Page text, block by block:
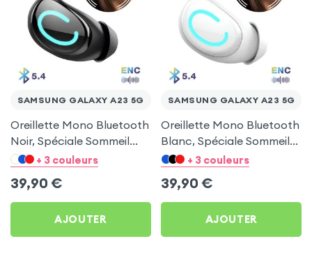
SAMSUNG GALAXY A23 5G
Oreillette Mono Bluetooth
Noir, Spéciale Sommeil
pour Samsung Galaxy A23
+ 3 couleurs
39,90 €
AJOUTER
SAMSUNG GALAXY A23 5G
Oreillette Mono Bluetooth
Blanc, Spéciale Sommeil
pour Samsung Galaxy A23
+ 3 couleurs
39,90 €
AJOUTER